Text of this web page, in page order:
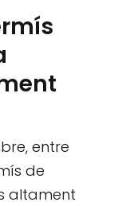
entre
de
altament